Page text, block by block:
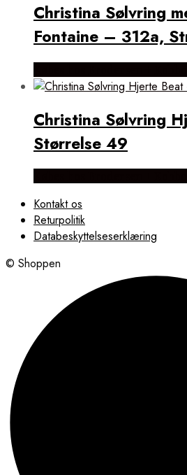
Christina Sølvring
Fontaine – 312a,
Christina Sølvring
Størrelse 49
Kontakt os
Returpolitik
Databeskyttelseserklæring
© Shoppen